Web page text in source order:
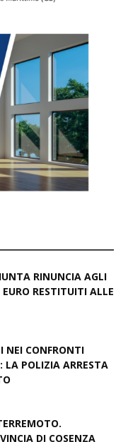
RINUNCIA AGLI
RESTITUITI ALLE
CONFRONTI
LA POLIZIA ARRESTA
DI COSENZA